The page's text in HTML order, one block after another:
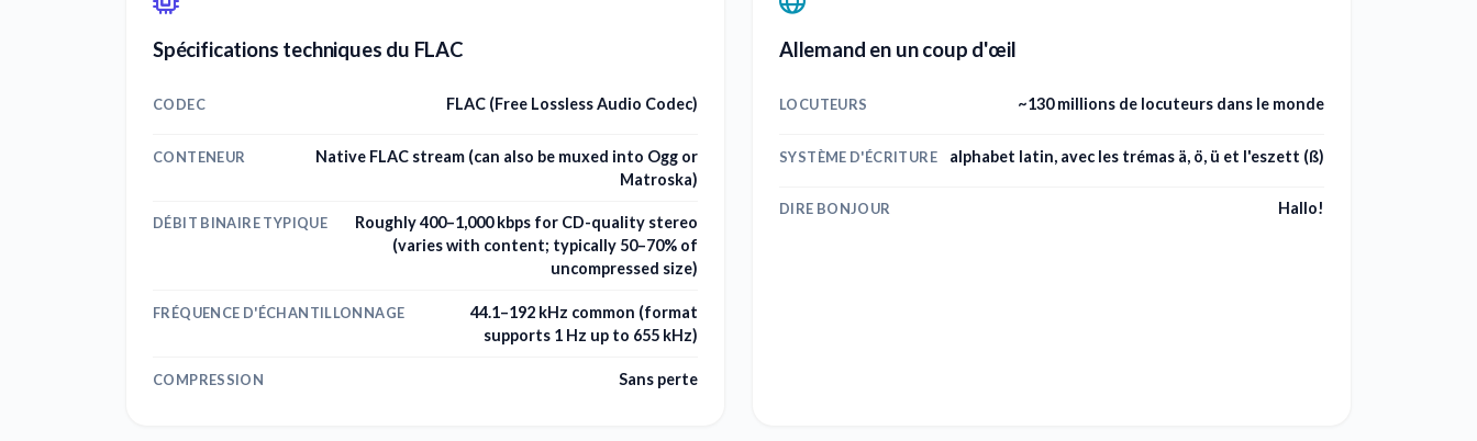
Spécifications techniques du FLAC
CODEC FLAC (Free Lossless Audio Codec)
CONTENEUR
Native FLAC stream (can also be muxed into Ogg or
Matroska)
DÉBIT BINAIRE TYPIQUE
Roughly 400–1,000 kbps for CD-quality stereo
(varies with content; typically 50–70% of
uncompressed size)
FRÉQUENCE D'ÉCHANTILLONNAGE
44.1–192 kHz common (format
supports 1 Hz up to 655 kHz)
COMPRESSION Sans perte
Allemand en un coup d'œil
LOCUTEURS ~130 millions de locuteurs dans le monde
SYSTÈME D'ÉCRITURE alphabet latin, avec les trémas ä, ö, ü et l'eszett (ß)
DIRE BONJOUR Hallo!